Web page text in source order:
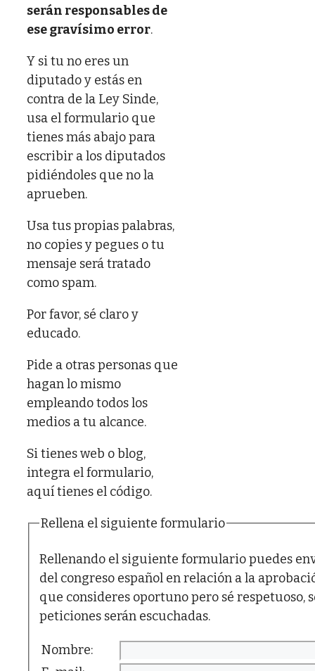
serán responsables de
ese gravísimo error.
Y si tu no eres un
diputado y estás en
contra de la Ley Sinde,
usa el formulario que
tienes más abajo para
escribir a los diputados
pidiéndoles que no la
aprueben.
Usa tus propias palabras,
no copies y pegues o tu
mensaje será tratado
como spam.
Por favor, sé claro y
educado.
Pide a otras personas que
hagan lo mismo
empleando todos los
medios a tu alcance.
Si tienes web o blog,
integra el formulario,
aquí tienes el código.
Rellena el siguiente formulario
Rellenando el siguiente formulario puedes
del congreso español en relación a la
que consideres oportuno pero sé respetuoso,
peticiones serán escuchadas.
Nombre: